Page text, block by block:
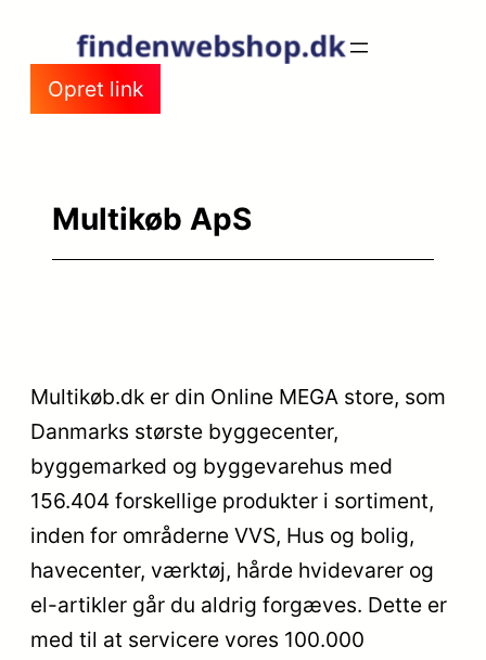
indholdOpret link
Multikøb ApS
Multikøb.dk er din Online MEGA store, som
Danmarks største byggecenter,
byggemarked og byggevarehus med
156.404 forskellige produkter i sortiment,
inden for områderne VVS, Hus og bolig,
havecenter, værktøj, hårde hvidevarer og
el-artikler går du aldrig forgæves. Dette er
med til at servicere vores 100.000